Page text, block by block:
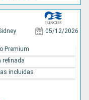
05/12/2026
Premium
refinada
incluidas